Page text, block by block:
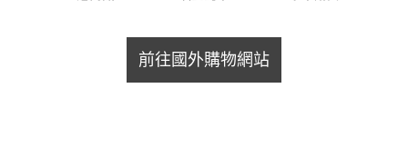
前往國外購物網站